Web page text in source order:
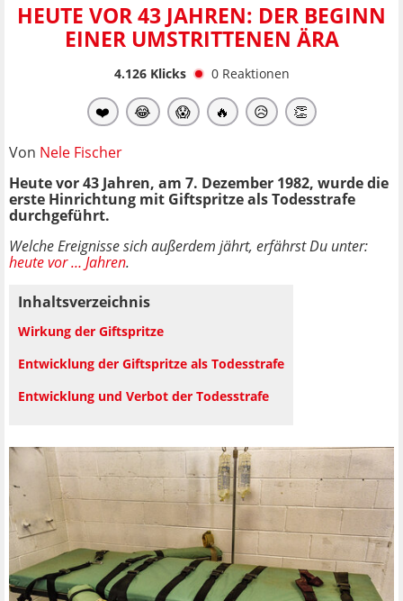
HEUTE VOR 43 JAHREN: DER BEGINN
EINER UMSTRITTENEN ÄRA
4.126Klicks 0 Reaktionen
❤️ 😂 😱 🔥 😥 👏
Von Nele Fischer
Heute vor 43 Jahren, am 7. Dezember 1982, wurde die
erste Hinrichtung mit Giftspritze als Todesstrafe
durchgeführt.
Welche Ereignisse sich außerdem jährt, erfährst Du unter:
heute vor … Jahren.
Inhaltsverzeichnis
Wirkung der Giftspritze
Entwicklung der Giftspritze als Todesstrafe
Entwicklung und Verbot der Todesstrafe